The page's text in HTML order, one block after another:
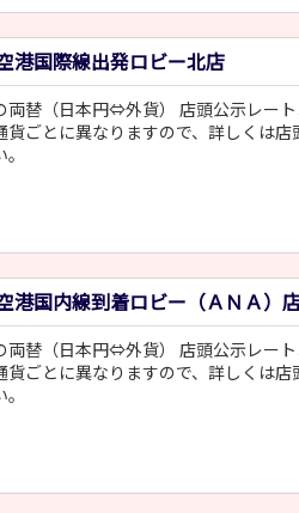
港国際線出発ロビー北店
両替（日本円⇔外貨） 店頭公示レー
貨ごとに異なりますので、詳しくは店
国内線到着ロビー（ＡＮＡ）
両替（日本円⇔外貨） 店頭公示レー
貨ごとに異なりますので、詳しくは店